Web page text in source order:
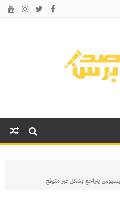
يتراجع بشكل غير متوقع